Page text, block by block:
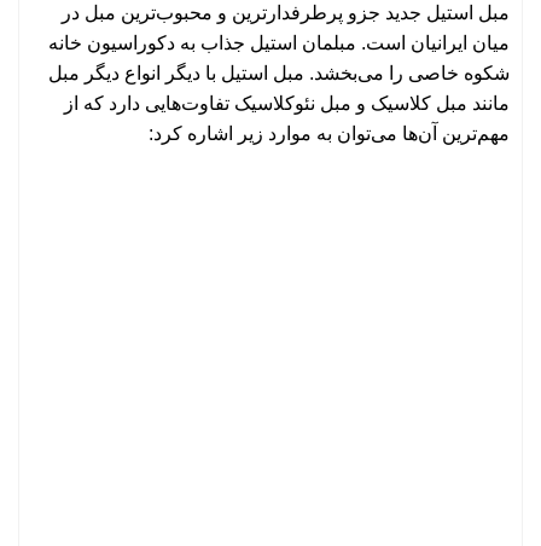
مبل استیل جدید جزو پرطرفدارترین و محبوب‌ترین مبل در
میان ایرانیان است. مبلمان استیل جذاب به دکوراسیون خانه
شکوه خاصی را می‌بخشد. مبل استیل با دیگر انواع دیگر مبل
مانند مبل کلاسیک و مبل نئوکلاسیک تفاوت‌هایی دارد که از
مهم‌ترین آن‌ها می‌توان به موارد زیر اشاره کرد: